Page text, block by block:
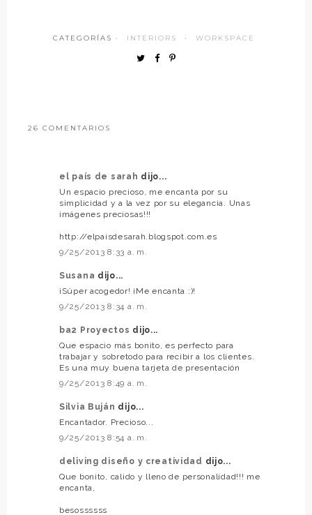
CATEGORÍAS · INTERIORS · WORKSPACE
26 COMENTARIOS
el país de sarah dijo...
Un espacio precioso, me encanta por su
simplicidad y a la vez por su elegancia. Unas
imágenes preciosas!!!
http://elpaisdesarah.blogspot.com.es
9/25/2013 8:33 a. m.
Susana dijo...
¡Súper acogedor! ¡Me encanta :)!
9/25/2013 8:34 a. m.
ba2 Proyectos dijo...
Que espacio más bonito, es perfecto para
trabajar y sobretodo para recibir a los clientes.
Es una muy buena tarjeta de presentación
9/25/2013 8:49 a. m.
Silvia Buján dijo...
Encantador. Precioso...
9/25/2013 8:54 a. m.
deliving diseño y creatividad dijo...
Que bonito, calido y lleno de personalidad!!! me
encanta,
besossssss